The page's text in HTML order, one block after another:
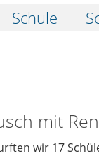
Schule
mit
wir 17